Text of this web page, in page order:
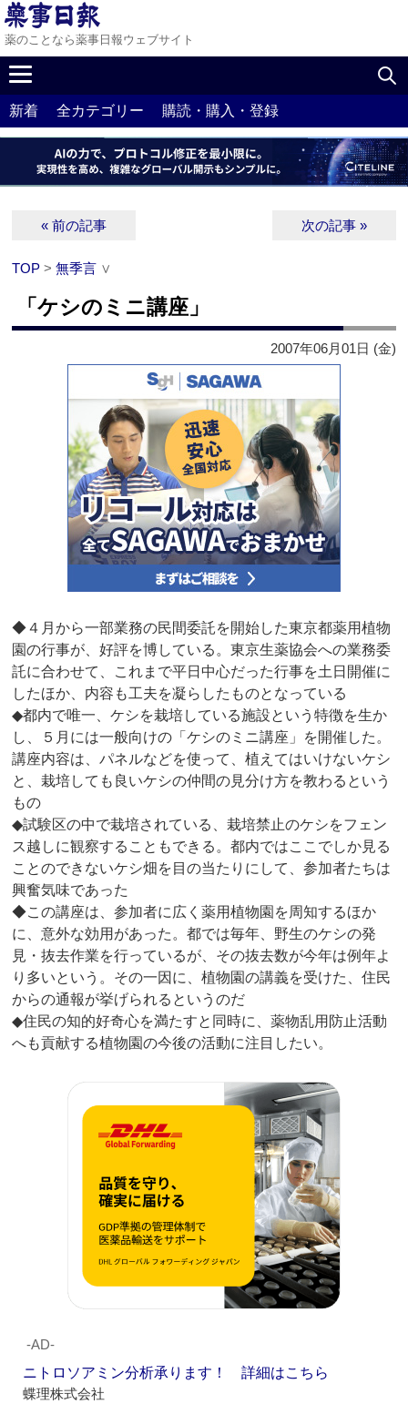
薬のことなら薬事日報ウェブサイト
新着 全カテゴリー 購読・購入・登録
« 前の記事 次の記事 »
TOP >無季言 ∨
「ケシのミニ講座」
2007年06月01日 (金)
◆４月から一部業務の民間委託を開始した東京都薬用植物
園の行事が、好評を博している。東京生薬協会への業務委
託に合わせて、これまで平日中心だった行事を土日開催に
したほか、内容も工夫を凝らしたものとなっている
◆都内で唯一、ケシを栽培している施設という特徴を生か
し、５月には一般向けの「ケシのミニ講座」を開催した。
講座内容は、パネルなどを使って、植えてはいけないケシ
と、栽培しても良いケシの仲間の見分け方を教わるという
もの
◆試験区の中で栽培されている、栽培禁止のケシをフェン
ス越しに観察することもできる。都内ではここでしか見る
ことのできないケシ畑を目の当たりにして、参加者たちは
興奮気味であった
◆この講座は、参加者に広く薬用植物園を周知するほか
に、意外な効用があった。都では毎年、野生のケシの発
見・抜去作業を行っているが、その抜去数が今年は例年よ
り多いという。その一因に、植物園の講義を受けた、住民
からの通報が挙げられるというのだ
◆住民の知的好奇心を満たすと同時に、薬物乱用防止活動
へも貢献する植物園の今後の活動に注目したい。
‐AD‐
ニトロソアミン分析承ります！ 詳細はこちら
蝶理株式会社